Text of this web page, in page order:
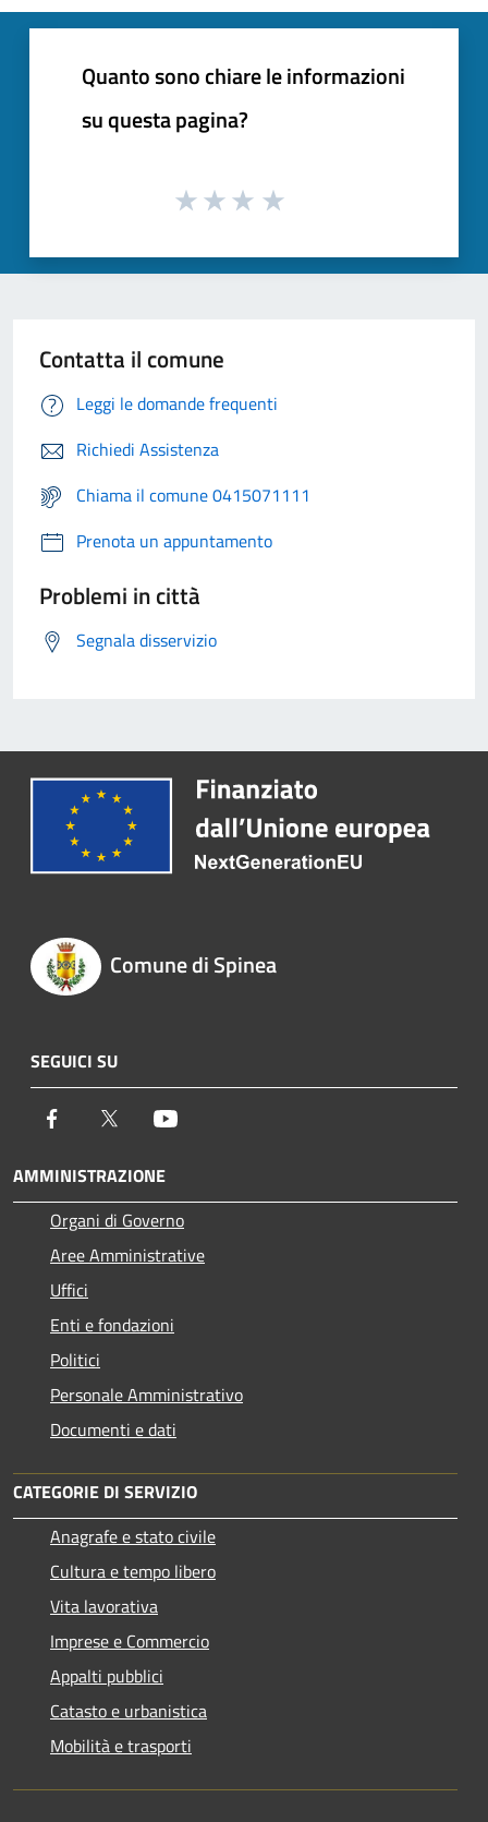
Quanto sono chiare le informazioni
su questa pagina?
Contatta il comune
Leggi le domande frequenti
Richiedi Assistenza
Chiama il comune 0415071111
Prenota un appuntamento
Problemi in città
Segnala disservizio
Comune di Spinea
SEGUICI SU
Facebook Twitter
AMMINISTRAZIONE
Organi di Governo
Aree Amministrative
Uffici
Enti e fondazioni
Politici
Personale Amministrativo
Documenti e dati
CATEGORIE DI SERVIZIO
Anagrafe e stato civile
Cultura e tempo libero
Vita lavorativa
Imprese e Commercio
Appalti pubblici
Catasto e urbanistica
Mobilità e trasporti